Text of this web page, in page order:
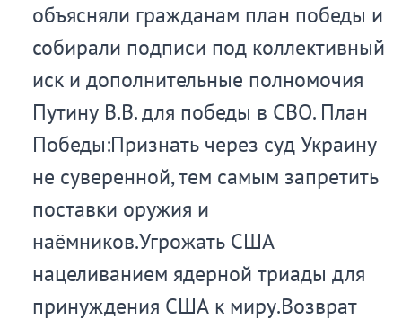
объясняли гражданам план победы и
собирали подписи под коллективный
иск и дополнительные полномочия
Путину В.В. для победы в СВО. План
Победы:Признать через суд Украину
не суверенной, тем самым запретить
поставки оружия и
наёмников.Угрожать США
нацеливанием ядерной триады для
принуждения США к миру.Возврат